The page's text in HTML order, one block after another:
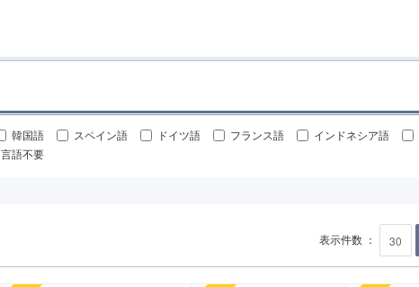
韓国語 スペイン語 ドイツ語 フランス語 インドネシア語
言語不要
30
表示件数 ：